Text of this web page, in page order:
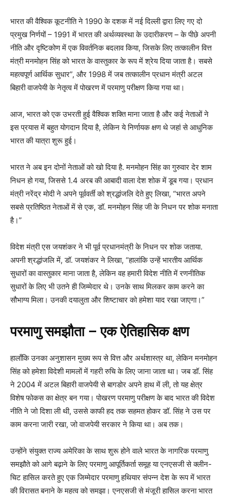
भारत की वैश्विक कूटनीति ने 1990 के दशक में नई दिल्ली द्वारा लिए गए दो
प्रमुख निर्णयों – 1991 में भारत की अर्थव्यवस्था के उदारीकरण – के पीछे अपनी
नीति और दृष्टिकोण में एक विवर्तनिक बदलाव किया, जिसके लिए तत्कालीन वित्त
मंत्री मनमोहन सिंह को भारत के वास्तुकार के रूप में श्रेय दिया जाता है। सबसे
महत्वपूर्ण आर्थिक सुधार”, और 1998 में जब तत्कालीन प्रधान मंत्री अटल
बिहारी वाजपेयी के नेतृत्व में पोखरण में परमाणु परीक्षण किया गया था।
आज, भारत को एक उभरती हुई वैश्विक शक्ति माना जाता है और कई नेताओं ने
इस प्रयास में बहुत योगदान दिया है, लेकिन ये निर्णायक क्षण थे जहां से आधुनिक
भारत की यात्रा शुरू हुई।
भारत ने अब इन दोनों नेताओं को खो दिया है. मनमोहन सिंह का गुरुवार देर शाम
निधन हो गया, जिससे 1.4 अरब की आबादी वाला देश शोक में डूब गया। प्रधान
मंत्री नरेंद्र मोदी ने अपने पूर्ववर्ती को श्रद्धांजलि देते हुए लिखा, “भारत अपने
सबसे प्रतिष्ठित नेताओं में से एक, डॉ. मनमोहन सिंह जी के निधन पर शोक मनाता
है।”
विदेश मंत्री एस जयशंकर ने भी पूर्व प्रधानमंत्री के निधन पर शोक जताया.
अपनी श्रद्धांजलि में, डॉ. जयशंकर ने लिखा, “हालांकि उन्हें भारतीय आर्थिक
सुधारों का वास्तुकार माना जाता है, लेकिन वह हमारी विदेश नीति में रणनीतिक
सुधारों के लिए भी उतने ही जिम्मेदार थे। उनके साथ मिलकर काम करने का
सौभाग्य मिला। उनकी दयालुता और शिष्टाचार को हमेशा याद रखा जाएगा।”
परमाणु समझौता – एक ऐतिहासिक क्षण
हालाँकि उनका अनुशासन मुख्य रूप से वित्त और अर्थशास्त्र था, लेकिन मनमोहन
सिंह को हमेशा विदेशी मामलों में गहरी रुचि के लिए जाना जाता था। जब डॉ. सिंह
ने 2004 में अटल बिहारी वाजपेयी से बागडोर अपने हाथ में ली, तो यह क्षेत्र
विशेष फोकस का क्षेत्र बन गया। पोखरण परमाणु परीक्षण के बाद भारत की विदेश
नीति ने जो दिशा ली थी, उससे काफी हद तक सहमत होकर डॉ. सिंह ने उस पर
काम करना जारी रखा, जो वाजपेयी सरकार ने किया था। अब तक।
उन्होंने संयुक्त राज्य अमेरिका के साथ शुरू होने वाले भारत के नागरिक परमाणु
समझौते को आगे बढ़ाने के लिए परमाणु आपूर्तिकर्ता समूह या एनएसजी से क्लीन-
चिट हासिल करते हुए एक जिम्मेदार परमाणु हथियार संपन्न देश के रूप में भारत
की विरासत बनाने के महत्व को समझा। एनएसजी से मंजूरी हासिल करना भारत